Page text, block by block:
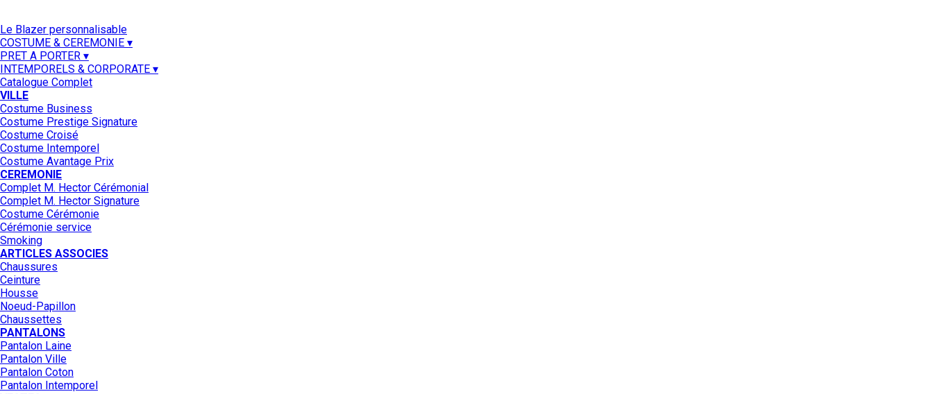
Le Blazer personnalisable
COSTUME & CEREMONIE ▾
PRET A PORTER ▾
INTEMPORELS & CORPORATE ▾
Catalogue Complet
VILLE
Costume Business
Costume Prestige Signature
Costume Croisé
Costume Intemporel
Costume Avantage Prix
CEREMONIE
Complet M. Hector Cérémonial
Complet M. Hector Signature
Costume Cérémonie
Cérémonie service
Smoking
ARTICLES ASSOCIES
Chaussures
Ceinture
Housse
Noeud-Papillon
Chaussettes
PANTALONS
Pantalon Laine
Pantalon Ville
Pantalon Coton
Pantalon Intemporel